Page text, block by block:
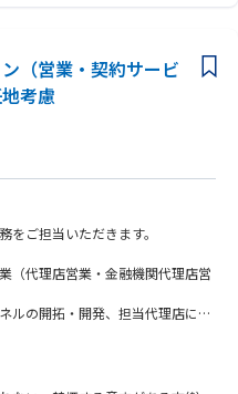
（営業・契約サービ
考慮
ご担当いただきます。
（代理店営業・金融機関代理店営
ルの開拓・開発、担当代理店にお
施、募集管理業務を担っていた